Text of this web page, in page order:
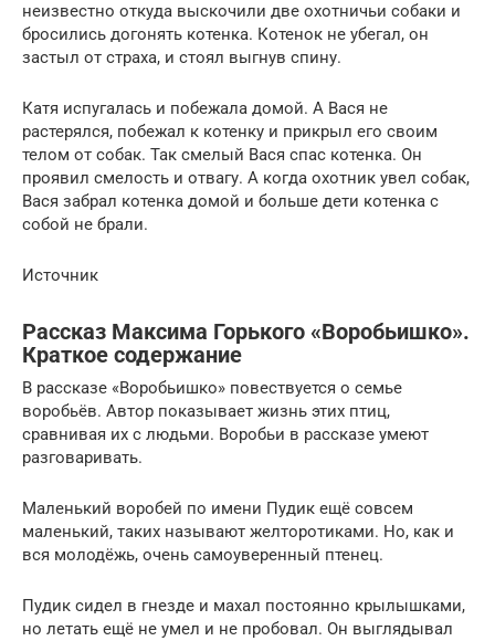
неизвестно откуда выскочили две охотничьи собаки и
бросились догонять котенка. Котенок не убегал, он
застыл от страха, и стоял выгнув спину.
Катя испугалась и побежала домой. А Вася не
растерялся, побежал к котенку и прикрыл его своим
телом от собак. Так смелый Вася спас котенка. Он
проявил смелость и отвагу. А когда охотник увел собак,
Вася забрал котенка домой и больше дети котенка с
собой не брали.
Источник
Рассказ Максима Горького «Воробьишко».
Краткое содержание
В рассказе «Воробьишко» повествуется о семье
воробьёв. Автор показывает жизнь этих птиц,
сравнивая их с людьми. Воробьи в рассказе умеют
разговаривать.
Маленький воробей по имени Пудик ещё совсем
маленький, таких называют желторотиками. Но, как и
вся молодёжь, очень самоуверенный птенец.
Пудик сидел в гнезде и махал постоянно крылышками,
но летать ещё не умел и не пробовал. Он выглядывал